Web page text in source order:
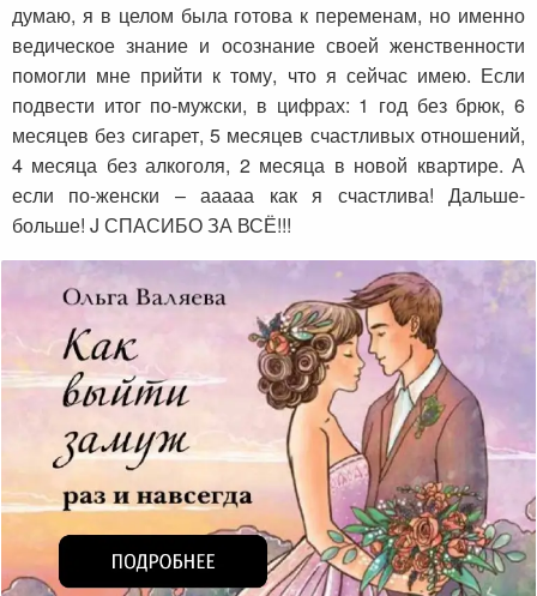
думаю, я в целом была готова к переменам, но именно
ведическое знание и осознание своей женственности
помогли мне прийти к тому, что я сейчас имею. Если
подвести итог по-мужски, в цифрах: 1 год без брюк, 6
месяцев без сигарет, 5 месяцев счастливых отношений,
4 месяца без алкоголя, 2 месяца в новой квартире. А
если по-женски – ааааа как я счастлива! Дальше-
больше! J СПАСИБО ЗА ВСЁ!!!